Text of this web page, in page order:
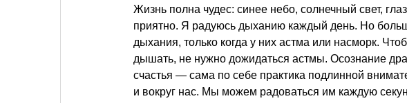
Жизнь полна чудес: синее небо, солнечный свет,
приятно. Я радуюсь дыханию каждый день. Но
дыхания, только когда у них астма или насморк.
дышать, не нужно дожидаться астмы. Осознание
счастья — сама по себе практика подлинной
и вокруг нас. Мы можем радоваться им каждую